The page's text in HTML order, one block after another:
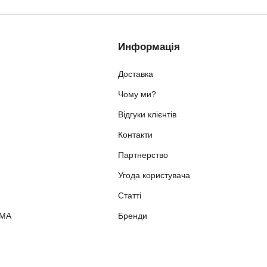
Информація
Доставка
Чому ми?
Відгуки клієнтів
Контакти
Партнерство
Угода користувача
Статті
Бренди